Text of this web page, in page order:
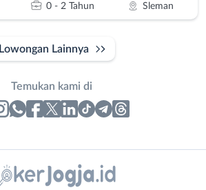
0 - 2 Tahun Sleman
Lowongan Lainnya
Temukan kami di